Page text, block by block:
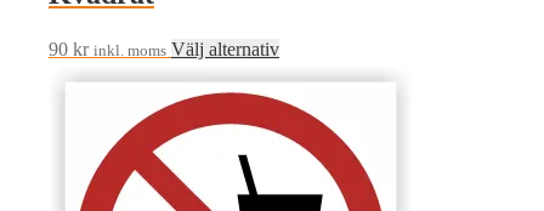
90 kr inkl. moms Välj alternativDen
här
produkten
har
varianter.